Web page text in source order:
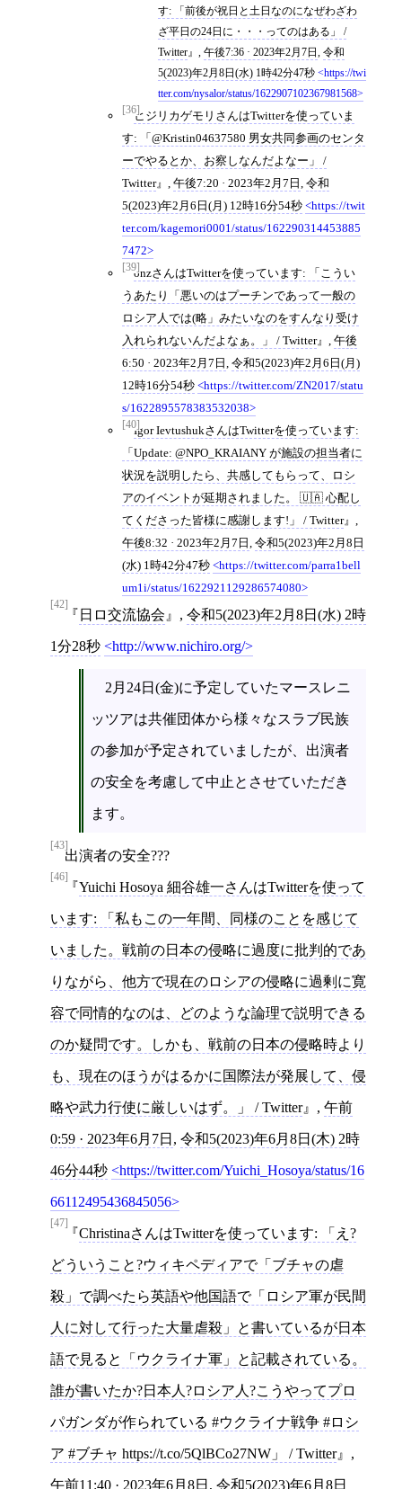
す: 「前後が祝日と土日なのになぜわざわ
ざ平日の24日に・・・ってのはある」 /
Twitter
, 午後7:36 · 2023年2月7日 , 令和
5(2023)年2月8日(水) 1時42分47秒
https://twi
tter.com/nysalor/status/1622907102367981568
[36]ヒジリカゲモリさんはTwitterを使っていま
す: 「@Kristin04637580 男女共同参画のセンタ
ーでやるとか、お察しなんだよなー」 /
Twitter
, 午後7:20 · 2023年2月7日 , 令和
5(2023)年2月6日(月) 12時16分54秒
https://twit
ter.com/kagemori0001/status/162290314453885
7472
[39]onzさんはTwitterを使っています: 「こうい
うあたり「悪いのはプーチンであって一般の
ロシア人では(略」みたいなのをすんなり受け
入れられないんだよなぁ。」 / Twitter
, 午後
6:50 · 2023年2月7日 , 令和5(2023)年2月6日(月)
12時16分54秒
https://twitter.com/ZN2017/statu
s/1622895578383532038
[40]Igor IevtushukさんはTwitterを使っています:
「Update: @NPO_KRAIANY が施設の担当者に
状況を説明したら、共感してもらって、ロシ
アのイベントが延期されました。 🇺🇦 心配し
てくださった皆様に感謝します!」 / Twitter
,
午後8:32 · 2023年2月7日 , 令和5(2023)年2月8日
(水) 1時42分47秒
https://twitter.com/parra1bell
um1i/status/1622921129286574080
[42]
日ロ交流協会 , 令和5(2023)年2月8日(水) 2時
1分28秒 http://www.nichiro.org/
2月24日(金)に予定していたマースレニ
ッツアは共催団体から様々なスラブ民族
の参加が予定されていましたが、出演者
の安全を考慮して中止とさせていただき
ます。
[43]
出演者の安全???
[46]
Yuichi Hosoya 細谷雄一さんはTwitterを使って
います: 「私もこの一年間、同様のことを感じて
いました。戦前の日本の侵略に過度に批判的であ
りながら、他方で現在のロシアの侵略に過剰に寛
容で同情的なのは、どのような論理で説明できる
のか疑問です。しかも、戦前の日本の侵略時より
も、現在のほうがはるかに国際法が発展して、侵
略や武力行使に厳しいはず。」 / Twitter , 午前
0:59 · 2023年6月7日 , 令和5(2023)年6月8日(木) 2時
46分44秒 https://twitter.com/Yuichi_Hosoya/status/16
66112495436845056
[47]
ChristinaさんはTwitterを使っています: 「え?
どういうこと?ウィキペディアで「ブチャの虐
殺」で調べたら英語や他国語で「ロシア軍が民間
人に対して行った大量虐殺」と書いているが日本
語で見ると「ウクライナ軍」と記載されている。
誰が書いたか?日本人?ロシア人?こうやってプロ
パガンダが作られている #ウクライナ戦争 #ロシ
ア #ブチャ https://t.co/5QlBCo27NW」 / Twitter ,
午前11:40 · 2023年6月8日 , 令和5(2023)年6月8日